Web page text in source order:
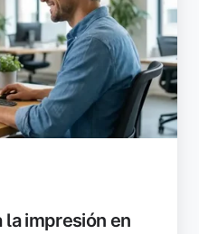
la impresión en